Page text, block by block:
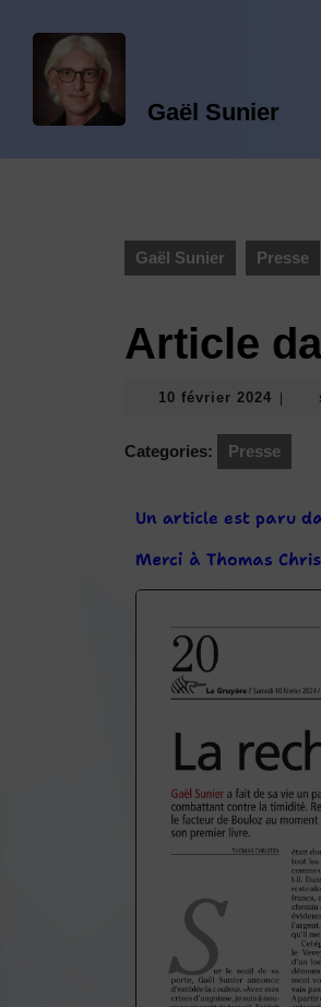
Gaël Sunier
Gaël Sunier Presse
Article
10 février 2024
Categories: Presse
Un article est paru
Merci à Thomas